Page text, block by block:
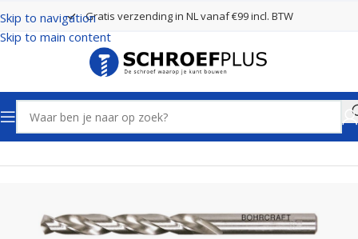
Skip to navigation
Skip to main content
Gratis verzending in NL vanaf €99 incl. BTW
Home Boren Spiraalboren